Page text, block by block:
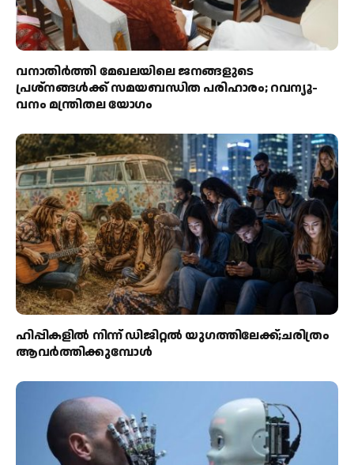
വനാതിർത്തി മേഖലയിലെ ജനങ്ങളുടെ
പ്രശ്നങ്ങൾക്ക് സമയബന്ധിത പരിഹാരം; റവന്യൂ-
വനം മന്ത്രിതല യോഗം
ഹിപ്പികളില്‍ നിന്ന് ഡിജിറ്റല്‍ യുഗത്തിലേക്ക്;ചരിത്രം
ആവര്‍ത്തിക്കുമ്പോള്‍